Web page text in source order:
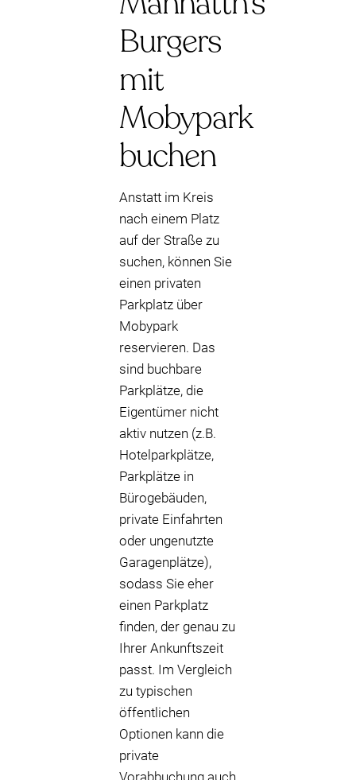
Burgers
mit
Mobypark
buchen
Anstatt im Kreis
nach einem Platz
auf der Straße zu
suchen, können Sie
einen privaten
Parkplatz über
Mobypark
reservieren. Das
sind buchbare
Parkplätze, die
Eigentümer nicht
aktiv nutzen (z.B.
Hotelparkplätze,
Parkplätze in
Bürogebäuden,
private Einfahrten
oder ungenutzte
Garagenplätze),
sodass Sie eher
einen Parkplatz
finden, der genau zu
Ihrer Ankunftszeit
passt. Im Vergleich
zu typischen
öffentlichen
Optionen kann die
private